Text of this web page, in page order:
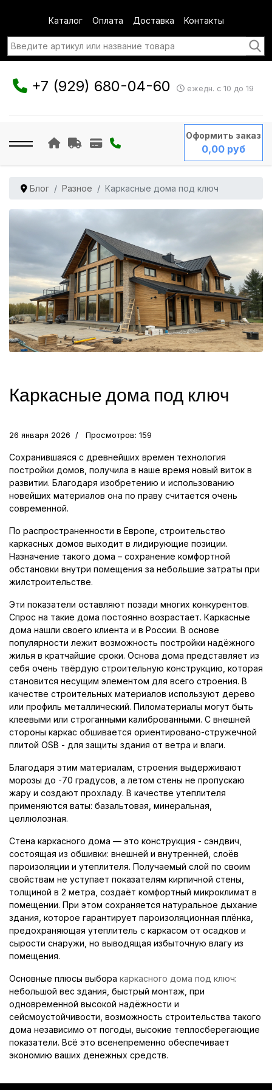
Каталог Оплата Доставка Контакты
+7 (929) 680-04-60 ежедн. с 10 до 19
Оформить заказ
0,00 руб
Блог Разное Каркасные дома под ключ
Каркасные дома под ключ
26 января 2026 Просмотров: 159
Сохранившаяся с древнейших времен технология
постройки домов, получила в наше время новый виток в
развитии. Благодаря изобретению и использованию
новейших материалов она по праву считается очень
современной.
По распространенности в Европе, строительство
каркасных домов выходит в лидирующие позиции.
Назначение такого дома – сохранение комфортной
обстановки внутри помещения за небольшие затраты при
жилстроительстве.
Эти показатели оставляют позади многих конкурентов.
Спрос на такие дома постоянно возрастает. Каркасные
дома нашли своего клиента и в России. В основе
популярности лежит возможность постройки надёжного
жилья в кратчайшие сроки. Основа дома представляет из
себя очень твёрдую строительную конструкцию, которая
становится несущим элементом для всего строения. В
качестве строительных материалов используют дерево
или профиль металлический. Пиломатериалы могут быть
клеевыми или строганными калиброванными. С внешней
стороны каркас обшивается ориентировано-стружечной
плитой OSB - для защиты здания от ветра и влаги.
Благодаря этим материалам, строения выдерживают
морозы до -70 градусов, а летом стены не пропускаю
жару и создают прохладу. В качестве утеплителя
применяются ваты: базальтовая, минеральная,
целлюлозная.
Стена каркасного дома — это конструкция - сэндвич,
состоящая из обшивки: внешней и внутренней, слоёв
пароизоляции и утеплителя. Получаемый слой по своим
свойствам не уступает показателям кирпичной стены,
толщиной в 2 метра, создаёт комфортный микроклимат в
помещении. При этом сохраняется натуральное дыхание
здания, которое гарантирует пароизоляционная плёнка,
предохраняющая утеплитель с каркасом от осадков и
сырости снаружи, но выводящая избыточную влагу из
помещения.
Основные плюсы выбора каркасного дома под ключ:
небольшой вес здания, быстрый монтаж, при
одновременной высокой надёжности и
сейсмоустойчивости, возможность строительства такого
дома независимо от погоды, высокие теплосберегающие
показатели. Всё это всенепременно обеспечивает
экономию ваших денежных средств.